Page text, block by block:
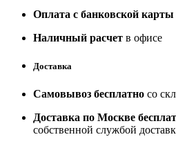
Оплата с банковской карты
Наличный расчет в офисе
Доставка
Самовывоз бесплатно со
Доставка по Москве
собственной службой